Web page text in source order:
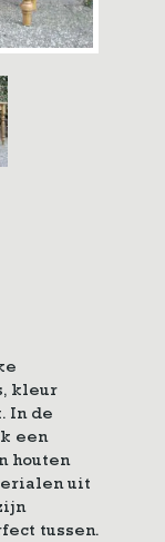
kleur
In de
een
houten
uit
tussen.